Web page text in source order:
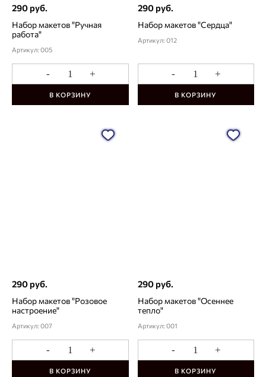
290 руб.
Набор макетов "Ручная
работа"
Артикул: 005
- +
В КОРЗИНУ
290 руб.
Набор макетов "Сердца"
Артикул: 012
- +
В КОРЗИНУ
290 руб.
Набор макетов "Розовое
настроение"
Артикул: 007
- +
В КОРЗИНУ
290 руб.
Набор макетов "Осеннее
тепло"
Артикул: 001
- +
В КОРЗИНУ